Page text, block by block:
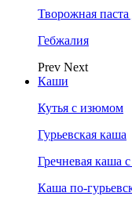
Творожная паста
Гебжалия
Prev Next
Каши
Кутья с изюмом
Гурьевская каша
Гречневая каша
Каша по-